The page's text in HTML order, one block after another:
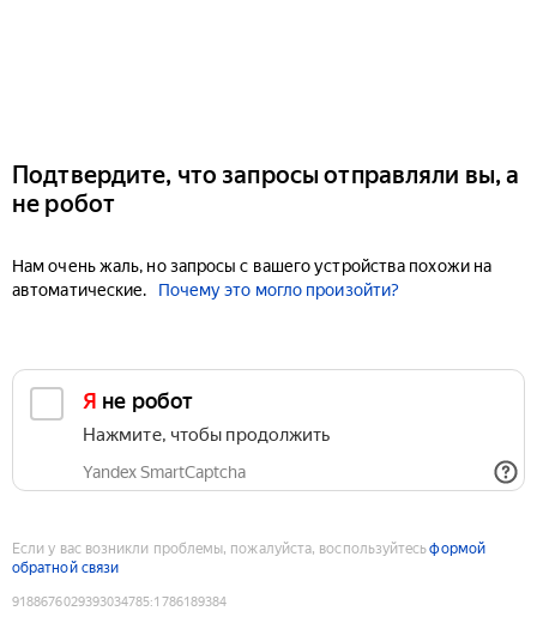
Подтвердите, что запросы отправляли вы, а
не робот
Нам очень жаль, но запросы с вашего устройства похожи на
автоматические.
Почему это могло произойти?
Я не робот
Нажмите, чтобы продолжить
Yandex SmartCaptcha
Если у вас возникли проблемы, пожалуйста, воспользуйтесьформой
обратной связи
9188676029393034785:1786189384